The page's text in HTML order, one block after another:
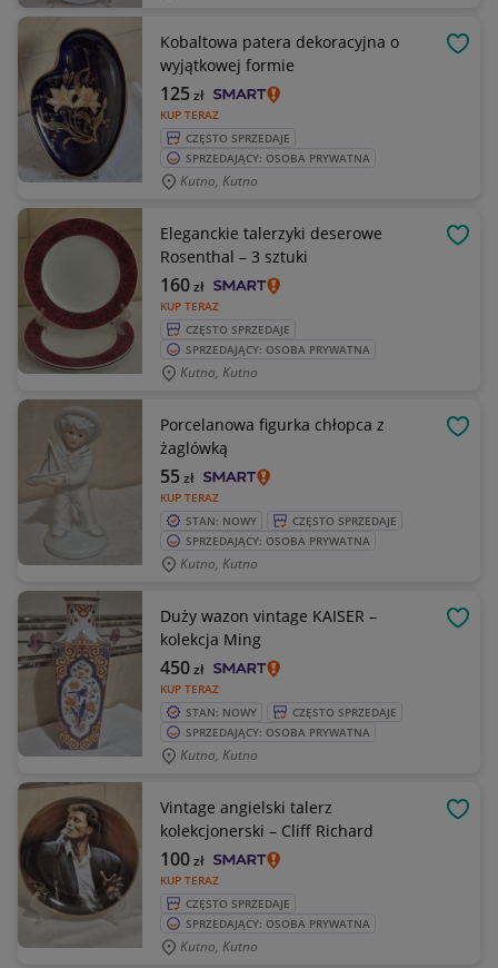
Kobaltowa patera dekoracyjna o
wyjątkowej formie
KUP TERAZ
125zł
CZĘSTO SPRZEDAJE
SPRZEDAJĄCY: OSOBA PRYWATNA
Kutno, Kutno
Eleganckie talerzyki deserowe
Rosenthal – 3 sztuki
KUP TERAZ
160zł
CZĘSTO SPRZEDAJE
SPRZEDAJĄCY: OSOBA PRYWATNA
Kutno, Kutno
Porcelanowa figurka chłopca z
żaglówką
KUP TERAZ
55zł
STAN: NOWY
CZĘSTO SPRZEDAJE
SPRZEDAJĄCY: OSOBA PRYWATNA
Kutno, Kutno
Duży wazon vintage KAISER –
kolekcja Ming
KUP TERAZ
450zł
STAN: NOWY
CZĘSTO SPRZEDAJE
SPRZEDAJĄCY: OSOBA PRYWATNA
Kutno, Kutno
Vintage angielski talerz
kolekcjonerski – Cliff Richard
KUP TERAZ
100zł
CZĘSTO SPRZEDAJE
SPRZEDAJĄCY: OSOBA PRYWATNA
Kutno, Kutno